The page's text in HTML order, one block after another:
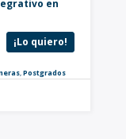
en
¡Lo quiero!
,Postgrados